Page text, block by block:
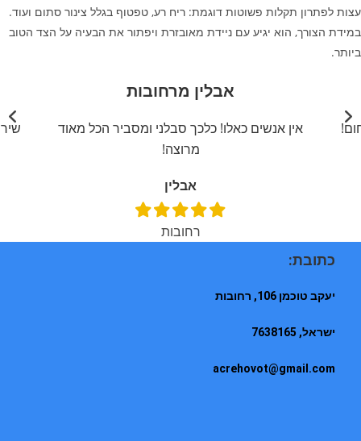
עצות לפתרון תקלות פשוטות דוגמת: ריח רע, טפטוף בגלל צינור סתום ועוד.
במידת הצורך, הוא יגיע עם ניידת מאובזרת ויפתור את הבעיה על הצד הטוב
ביותר.
אבלין מרחובות
אין אנשים כאלו! כלכך סבלני ומסביר הכל מאוד
מרוצה!
אבלין
רחובות
כתובת:
יעקב טוכמן 106, רחובות
ישראל, 7638165
acrehovot@gmail.com